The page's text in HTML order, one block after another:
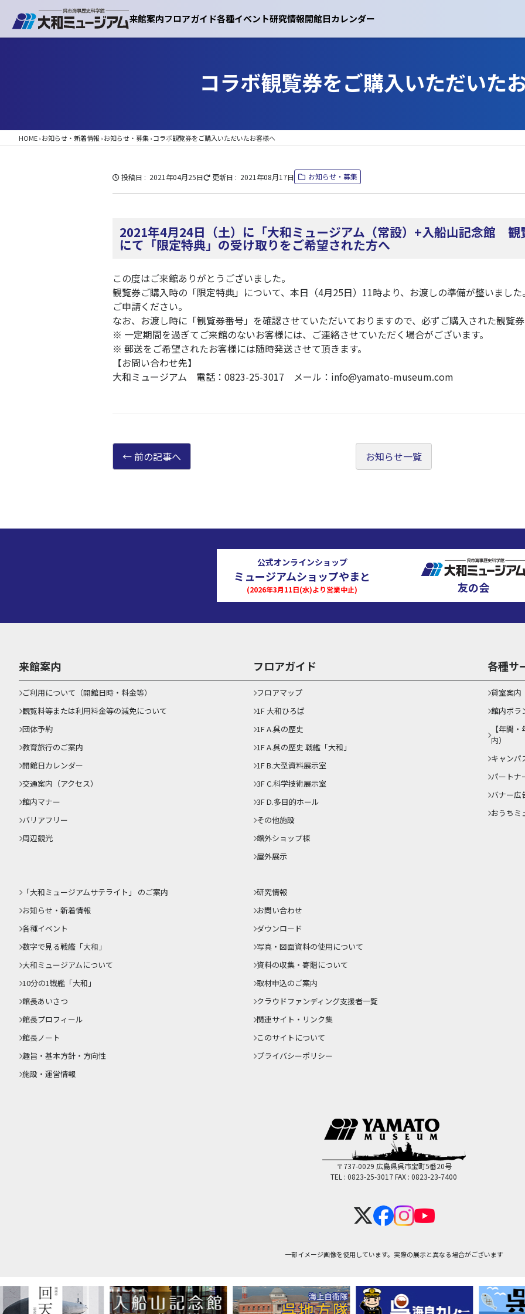
来館案内フロアガイド各種イベント研究情報開館日カレンダー
コラボ観覧券をご購入いただいた
HOME›お知らせ・新着情報 ›お知らせ・募集›コラボ観覧券をご購入いただいたお客様へ
投稿日 2021年04月25日 更新日 2021年08月17日 お知らせ・募集
2021年4月24日（土）に「大和ミュージアム（常設）+入船山記念館 観
にて「限定特典」の受け取りをご希望された方へ
この度はご来館ありがとうございました。
観覧券ご購入時の「限定特典」について、本日（4月25日）11時より、お渡しの準備が整いまし
ご申請ください。
なお、お渡し時に「観覧券番号」を確認させていただいておりますので、必ずご購入された観覧券
※ 一定期間を過ぎてご来館のないお客様には、ご連絡させていただく場合がございます。
※ 郵送をご希望されたお客様には随時発送させて頂きます。
【お問い合わせ先】
大和ミュージアム 電話：0823-25-3017 メール：info@yamato-museum.com
前の記事へ お知らせ一覧
公式オンラインショップ
ミュージアムショップやまと
(2026年3月11日(水)より営業中止) 友の会
来館案内
ご利用について（開館日時・料金等）
観覧料等または利用料金等の減免について
団体予約
教育旅行のご案内
開館日カレンダー
交通案内（アクセス）
館内マナー
バリアフリー
周辺観光
フロアガイド
フロアマップ
1F 大和ひろば
1F A.呉の歴史
1F A.呉の歴史 戦艦「大和」
1F B.大型資料展示室
3F C.科学技術展示室
3F D.多目的ホール
その他施設
館外ショップ棟
屋外展示
各種サ
貸室案内
館内ボラ
【年間
内）
キャンパ
パートナ
バナー広
おうちミ
「大和ミュージアムサテライト」 のご案内
お知らせ・新着情報
各種イベント
数字で見る戦艦「大和」
大和ミュージアムについて
10分の1戦艦「大和」
館長あいさつ
館長プロフィール
館長ノート
趣旨・基本方針・方向性
施設・運営情報
研究情報
お問い合わせ
ダウンロード
写真・図面資料の使用について
資料の収集・寄贈について
取材申込のご案内
クラウドファンディング支援者一覧
関連サイト・リンク集
このサイトについて
プライバシーポリシー
〒737-0029 広島県呉市宝町5番20号
TEL : 0823-25-3017FAX : 0823-23-7400
一部イメージ画像を使用しています。実際の展示と異なる場合がございます